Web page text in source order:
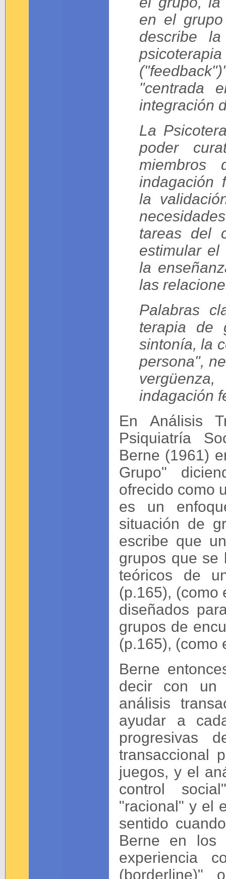
en el
describe
"centrada
integración
La
poder
indagación
la
tareas del
estimular
la
las
Palabras
terapia de
sintonía, la
persona",
indagación
En Análisis
Psiquiatría
Berne (1961)
Grupo"
ofrecido como
es un
situación de
escribe que
grupos que se
teóricos de
(p.165), (como
diseñados
grupos de
(p.165), (como
Berne
decir con un
análisis
ayudar a
progresivas
transaccional
juegos, y el
control
"racional" y el
sentido
Berne en los
experiencia
(borderline)"